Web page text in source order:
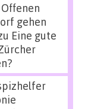
gehen
Eine gute